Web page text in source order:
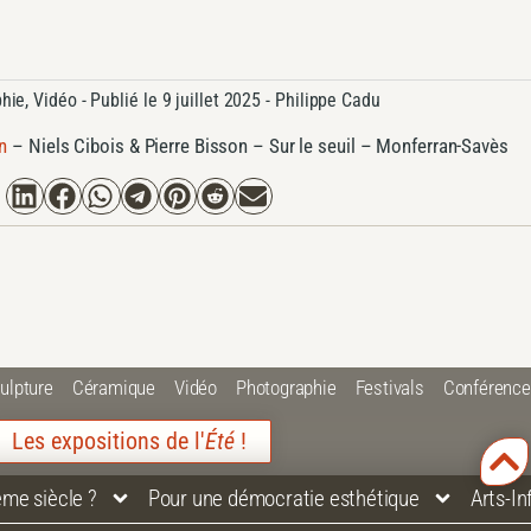
,Vidéo - Publié le 9 juillet 2025 - Philippe Cadu
– Niels Cibois & Pierre Bisson – Sur le seuil – Monferran-Savès
Céramique Vidéo Photographie Festivals
Les expositions de l'Été !
siècle ? Pour une démocratie esthétique Arts-